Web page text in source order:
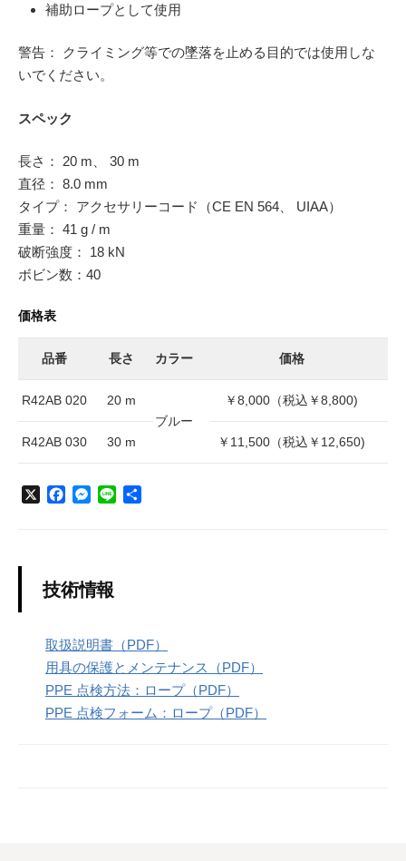
補助ロープとして使用
警告： クライミング等での墜落を止める目的では使用しな
いでください。
スペック
長さ： 20 m、 30 m
直径： 8.0 mm
タイプ： アクセサリーコード（CE EN 564、 UIAA）
重量： 41 g / m
破断強度： 18 kN
ボビン数：40
価格表
品番 長さ カラー 価格
R42AB 020
20 m
ブルー
￥8,000（税込￥8,800)
R42AB 030 30 m ￥11,500（税込￥12,650)
X
o
o
M
n
g
r
技術情報
取扱説明書（PDF）
用具の保護とメンテナンス（PDF）
PPE 点検方法：ロープ（PDF）
PPE 点検フォーム：ロープ（PDF）